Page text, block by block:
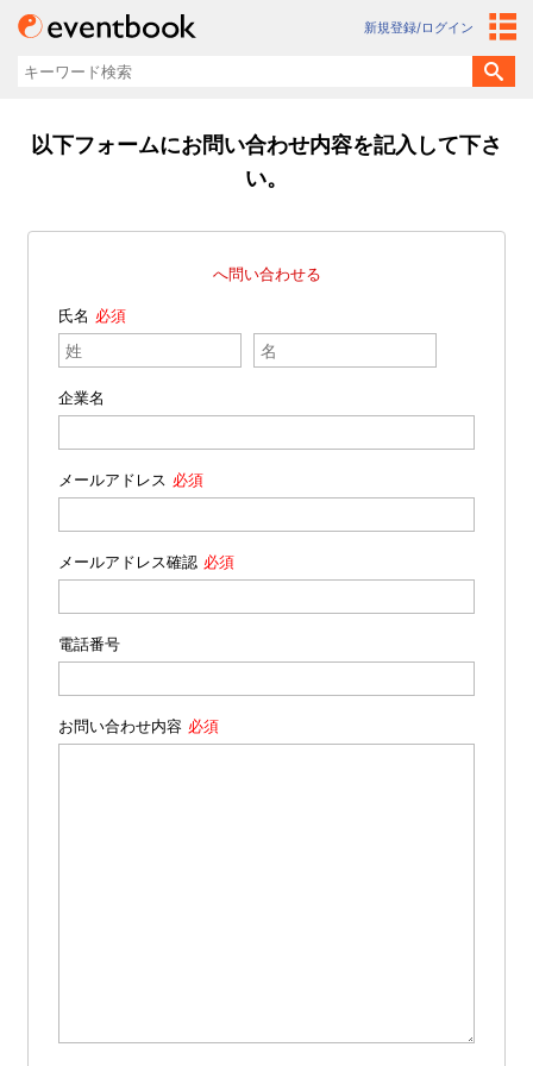
新規登録/ログイン
以下フォームにお問い合わせ内容を記入して下さ
い。
へ問い合わせる
氏名
企業名
メールアドレス
メールアドレス確認
電話番号
お問い合わせ内容